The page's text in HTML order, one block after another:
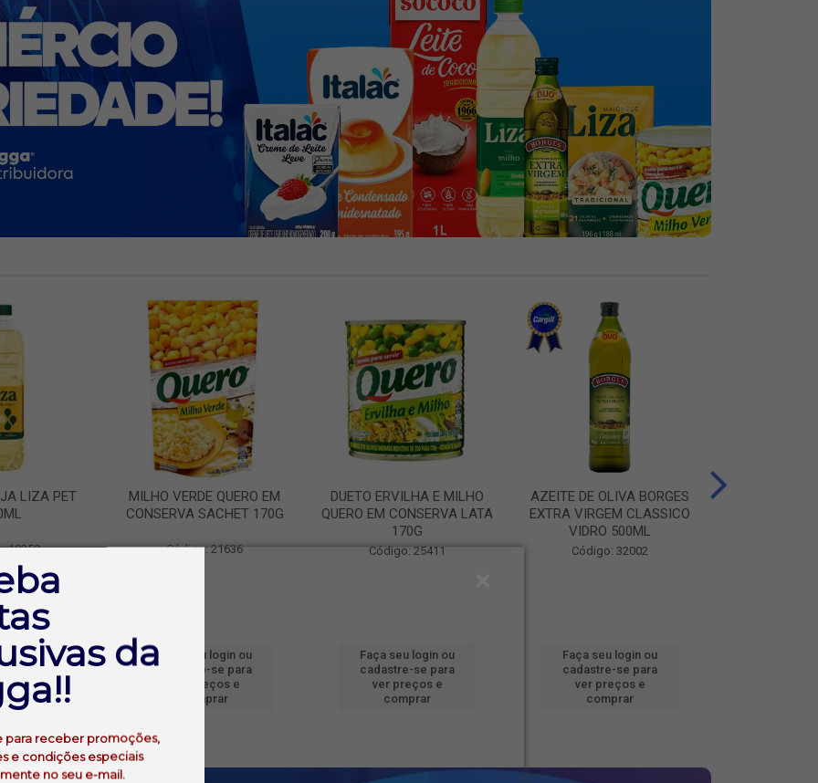
da
para receber promoções,
e condições especiais
no seu e-mail.
LIZA PET
19250
login ou
se para
e
MILHO VERDE QUERO EM
CONSERVA SACHET 170G
Código: 21636
Faça seu login ou
cadastre-se para
ver preços e
comprar
DUETO ERVILHA E MILHO
QUERO EM CONSERVA LATA
170G
Código: 25411
Faça seu login ou
cadastre-se para
ver preços e
comprar
AZEITE DE OLIVA BORGES
EXTRA VIRGEM CLASSICO
VIDRO 500ML
Código: 32002
Faça seu login ou
cadastre-se para
ver preços e
comprar